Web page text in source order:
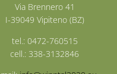
Via Brennero 41
I-39049 Vipiteno (BZ)
tel.: 0472-760515
cell.: 338-3132846